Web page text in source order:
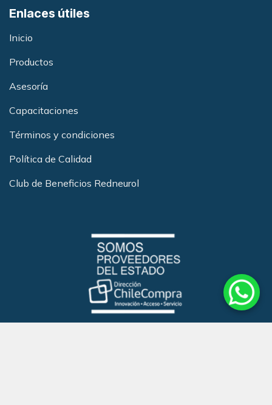
Enlaces útiles
Inicio
Productos
Asesoría
Capacitaciones
Términos y condiciones
Política de Calidad
Club de Beneficios Redneurol